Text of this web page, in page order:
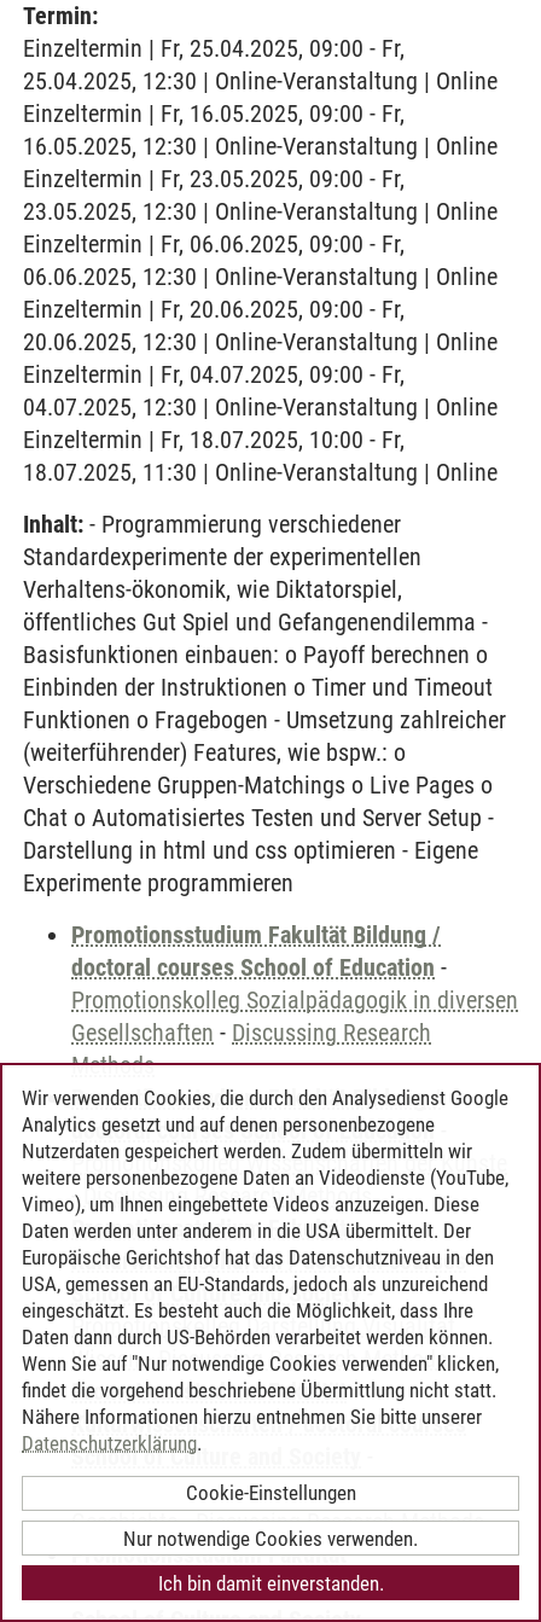
Termin:
Einzeltermin | Fr, 25.04.2025, 09:00 - Fr,
25.04.2025, 12:30 | Online-Veranstaltung | Online
Einzeltermin | Fr, 16.05.2025, 09:00 - Fr,
16.05.2025, 12:30 | Online-Veranstaltung | Online
Einzeltermin | Fr, 23.05.2025, 09:00 - Fr,
23.05.2025, 12:30 | Online-Veranstaltung | Online
Einzeltermin | Fr, 06.06.2025, 09:00 - Fr,
06.06.2025, 12:30 | Online-Veranstaltung | Online
Einzeltermin | Fr, 20.06.2025, 09:00 - Fr,
20.06.2025, 12:30 | Online-Veranstaltung | Online
Einzeltermin | Fr, 04.07.2025, 09:00 - Fr,
04.07.2025, 12:30 | Online-Veranstaltung | Online
Einzeltermin | Fr, 18.07.2025, 10:00 - Fr,
18.07.2025, 11:30 | Online-Veranstaltung | Online
Inhalt: - Programmierung verschiedener
Standardexperimente der experimentellen
Verhaltens-ökonomik, wie Diktatorspiel,
öffentliches Gut Spiel und Gefangenendilemma -
Basisfunktionen einbauen: o Payoff berechnen o
Einbinden der Instruktionen o Timer und Timeout
Funktionen o Fragebogen - Umsetzung zahlreicher
(weiterführender) Features, wie bspw.: o
Verschiedene Gruppen-Matchings o Live Pages o
Chat o Automatisiertes Testen und Server Setup -
Darstellung in html und css optimieren - Eigene
Experimente programmieren
Promotionsstudium Fakultät Bildung /
doctoral courses School of Education -
Promotionskolleg Sozialpädagogik in diversen
Gesellschaften - Discussing Research
Methods
Promotionsstudium Fakultät Bildung /
doctoral courses School of Education
Promotionskolleg Wissenschaften der Künste
- Discussing Research Methods
Promotionsstudium Fakultät
Kulturwissenschaften / doctoral courses
School of Culture and Society-
Promotionskolleg Darstellung Visualität
Wissen-Discussing Research Methods
Promotionsstudium Fakultät
Kulturwissenschaften / doctoral courses
School of Culture and Society
Promotionskolleg Philosophie, Literatur und
Geschichte-Discussing Research Methods
Promotionsstudium Fakultät
Kulturwissenschaften / doctoral courses
Wir verwenden Cookies, die durch den Analysedienst Google
Analytics gesetzt und auf denen personenbezogene
Nutzerdaten gespeichert werden. Zudem übermitteln wir
weitere personenbezogene Daten an Videodienste (YouTube,
Vimeo), um Ihnen eingebettete Videos anzuzeigen. Diese
Daten werden unter anderem in die USA übermittelt. Der
Europäische Gerichtshof hat das Datenschutzniveau in den
USA, gemessen an EU-Standards, jedoch als unzureichend
eingeschätzt. Es besteht auch die Möglichkeit, dass Ihre
Daten dann durch US-Behörden verarbeitet werden können.
Wenn Sie auf "Nur notwendige Cookies verwenden" klicken,
findet die vorgehend beschriebene Übermittlung nicht statt.
Nähere Informationen hierzu entnehmen Sie bitte unserer
Datenschutzerklärung.
Cookie-Einstellungen
Nur notwendige Cookies verwenden.
Ich bin damit einverstanden.